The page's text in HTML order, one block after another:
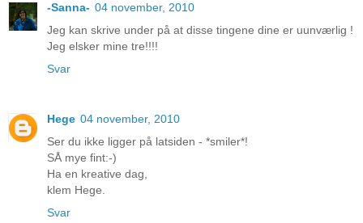
-Sanna- 04 november, 2010
Jeg kan skrive under på at disse tingene dine er uunværlig !
Jeg elsker mine tre!!!!
Svar
Hege 04 november, 2010
Ser du ikke ligger på latsiden - *smiler*!
SÅ mye fint:-)
Ha en kreative dag,
klem Hege.
Svar